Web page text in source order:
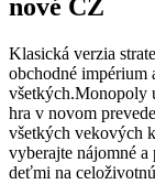
nové CZ
Klasická verzia
obchodné impérium
všetkých.Monopoly
hra v novom
všetkých vekových
vyberajte nájomné
deťmi na